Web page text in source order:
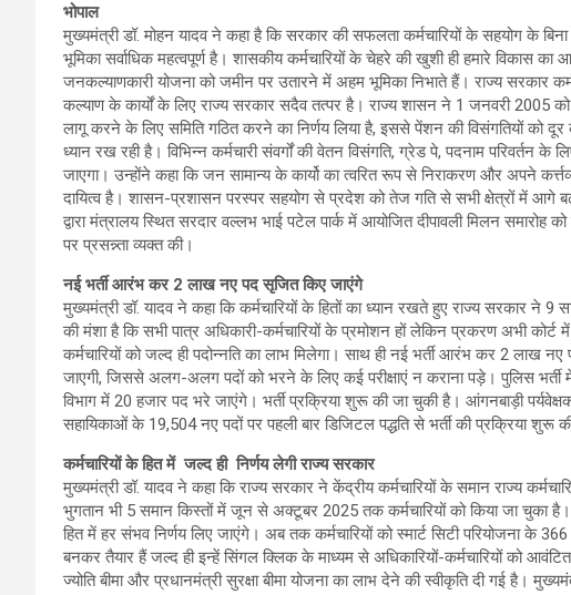
भोपाल
मुख्यमंत्री डॉ. मोहन यादव ने कहा है कि सरकार की सफलता कर्मचारियों के सहयोग के
भूमिका सर्वाधिक महत्वपूर्ण है। शासकीय कर्मचारियों के चेहरे की खुशी ही हमारे विकास
जनकल्याणकारी योजना को जमीन पर उतारने में अहम भूमिका निभाते हैं। राज्य सरकार
कल्याण के कार्यों के लिए राज्य सरकार सदैव तत्पर है। राज्य शासन ने 1 जनवरी 2005
लागू करने के लिए समिति गठित करने का निर्णय लिया है, इससे पेंशन की विसंगतियों को
ध्यान रख रही है। विभिन्न कर्मचारी संवर्गों की वेतन विसंगति, ग्रेड पे, पदनाम परिवर्तन के
जाएगा। उन्होंने कहा कि जन सामान्य के कार्यो का त्वरित रूप से निराकरण और अपने
दायित्व है। शासन-प्रशासन परस्पर सहयोग से प्रदेश को तेज गति से सभी क्षेत्रों में आगे
द्वारा मंत्रालय स्थित सरदार वल्लभ भाई पटेल पार्क में आयोजित दीपावली मिलन
पर प्रसन्न्ता व्यक्त की।
नई भर्ती आरंभ कर 2 लाख नए पद सृजित किए जाएंगे
मुख्यमंत्री डॉ. यादव ने कहा कि कर्मचारियों के हितों का ध्यान रखते हुए राज्य सरकार
की मंशा है कि सभी पात्र अधिकारी-कर्मचारियों के प्रमोशन हों लेकिन प्रकरण अभी
कर्मचारियों को जल्द ही पदोन्नति का लाभ मिलेगा। साथ ही नई भर्ती आरंभ कर 2 लाख
जाएगी, जिससे अलग-अलग पदों को भरने के लिए कई परीक्षाएं न कराना पड़े। पुलिस भर्ती में
विभाग में 20 हजार पद भरे जाएंगे। भर्ती प्रक्रिया शुरू की जा चुकी है। आंगनबाड़ी
सहायिकाओं के 19,504 नए पदों पर पहली बार डिजिटल पद्धति से भर्ती की प्रक्रिया शुरू
कर्मचारियों के हित में जल्द ही निर्णय लेगी राज्य सरकार
मुख्यमंत्री डॉ. यादव ने कहा कि राज्य सरकार ने केंद्रीय कर्मचारियों के समान राज्य
भुगतान भी 5 समान किस्तों में जून से अक्टूबर 2025 तक कर्मचारियों को किया जा चुका
हित में हर संभव निर्णय लिए जाएंगे। अब तक कर्मचारियों को स्मार्ट सिटी परियोजना
बनकर तैयार हैं जल्द ही इन्हें सिंगल क्लिक के माध्यम से अधिकारियों-कर्मचारियों को
ज्योति बीमा और प्रधानमंत्री सुरक्षा बीमा योजना का लाभ देने की स्वीकृति दी गई है।